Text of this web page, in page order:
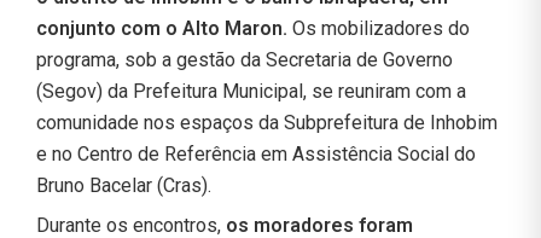
conjunto com o Alto Maron. Os mobilizadores do
programa, sob a gestão da Secretaria de Governo
(Segov) da Prefeitura Municipal, se reuniram com a
comunidade nos espaços da Subprefeitura de Inhobim
e no Centro de Referência em Assistência Social do
Bruno Bacelar (Cras).
Durante os encontros, os moradores foram